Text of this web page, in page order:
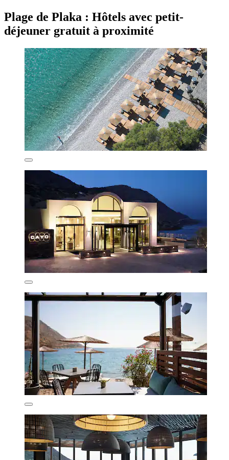
Plage de Plaka : Hôtels avec petit-
déjeuner gratuit à proximité